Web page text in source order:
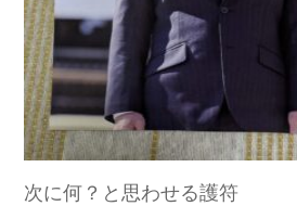
次に何？と思わせる護符